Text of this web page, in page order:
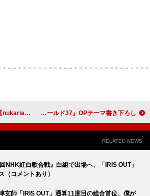
クリスマスカード」公開 名誉伝説、加藤ローサ主演ドラマ『婚活バトルフィールド37』OPテーマ書き下ろし
RELATED NEWS
NHK紅白歌合戦』白組で出場へ、「IRIS OUT」
（コメントあり）
玄師「IRIS OUT」通算11度目の総合首位、僕が